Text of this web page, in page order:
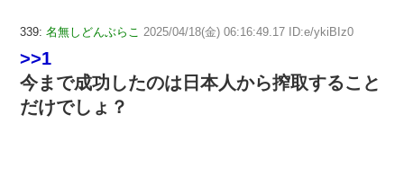
339: 名無しどんぶらこ 2025/04/18(金) 06:16:49.17 ID:e/ykiBIz0
>>1
今まで成功したのは日本人から搾取すること
だけでしょ？